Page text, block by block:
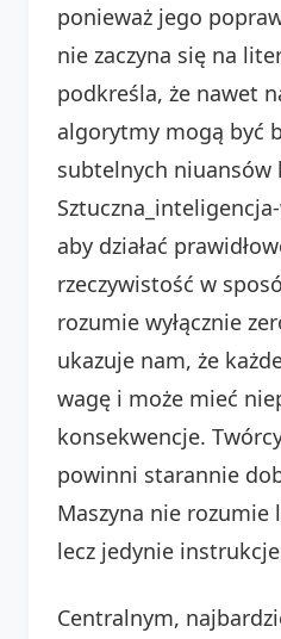
ponieważ jego
nie zaczyna się na
podkreśla, że nawet
algorytmy mogą być
subtelnych niuansów
aby działać
rzeczywistość w
rozumie wyłącznie
ukazuje nam, że
wagę i może mieć
konsekwencje.
powinni starannie
Maszyna nie
lecz jedynie
Centralnym,